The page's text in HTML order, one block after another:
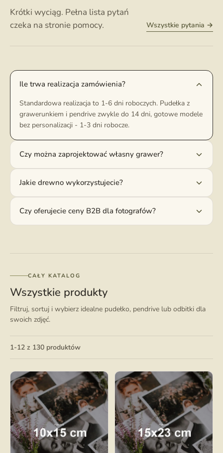
Krótki wyciąg. Pełna lista pytań
czeka na stronie pomocy.
Wszystkie pytania →
Ile trwa realizacja zamówienia?
Standardowa realizacja to 1-6 dni roboczych. Pudełka z
grawerunkiem i pendrive zwykle do 14 dni, gotowe modele
bez personalizacji - 1-3 dni robocze.
Czy można zaprojektować własny grawer?
Jakie drewno wykorzystujecie?
Czy oferujecie ceny B2B dla fotografów?
CAŁY KATALOG
Wszystkie produkty
Filtruj, sortuj i wybierz idealne pudełko, pendrive lub odbitki dla
swoich zdjęć.
1-12 z 130 produktów